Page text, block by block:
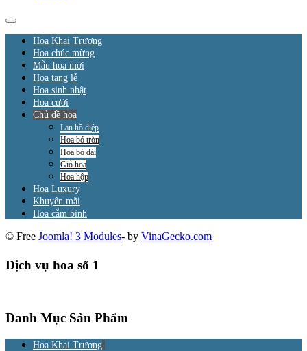
Hoa Khai Trương
Hoa chúc mừng
Mẫu hoa mới
Hoa tang lễ
Hoa sinh nhật
Hoa cưới
Chủ đề hoa
Lan hồ điệp
Hoa bó tròn
Hoa bó dài
Giỏ hoa
Hoa hộp
Hoa Luxury
Khuyến mãi
Hoa cắm bình
© Free Joomla! 3 Modules- by VinaGecko.com
Dịch vụ hoa số 1
Danh Mục Sản Phẩm
Hoa Khai Trương